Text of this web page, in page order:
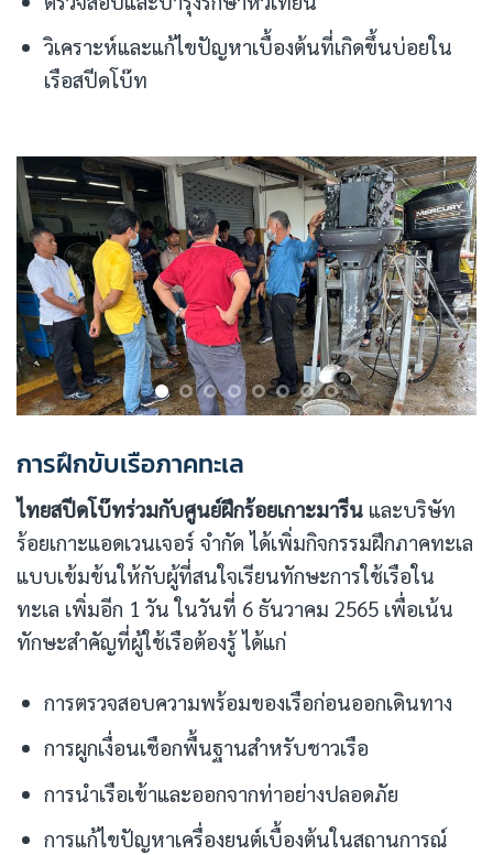
วิเคราะห์และแก้ไขปัญหาเบื้องต้นที่เกิดขึ้นบ่อยใน
เรือสปีดโบ๊ท
การฝึกขับเรือภาคทะเล
ไทยสปีดโบ๊ทร่วมกับศูนย์ฝึกร้อยเกาะมารีน และบริษัท
ร้อยเกาะแอดเวนเจอร์ จำกัด ได้เพิ่มกิจกรรมฝึกภาคทะเล
แบบเข้มข้นให้กับผู้ที่สนใจเรียนทักษะการใช้เรือใน
ทะเล เพิ่มอีก 1 วัน ในวันที่ 6 ธันวาคม 2565 เพื่อเน้น
ทักษะสำคัญที่ผู้ใช้เรือต้องรู้ ได้แก่
การตรวจสอบความพร้อมของเรือก่อนออกเดินทาง
การผูกเงื่อนเชือกพื้นฐานสำหรับชาวเรือ
การนำเรือเข้าและออกจากท่าอย่างปลอดภัย
การแก้ไขปัญหาเครื่องยนต์เบื้องต้นในสถานการณ์